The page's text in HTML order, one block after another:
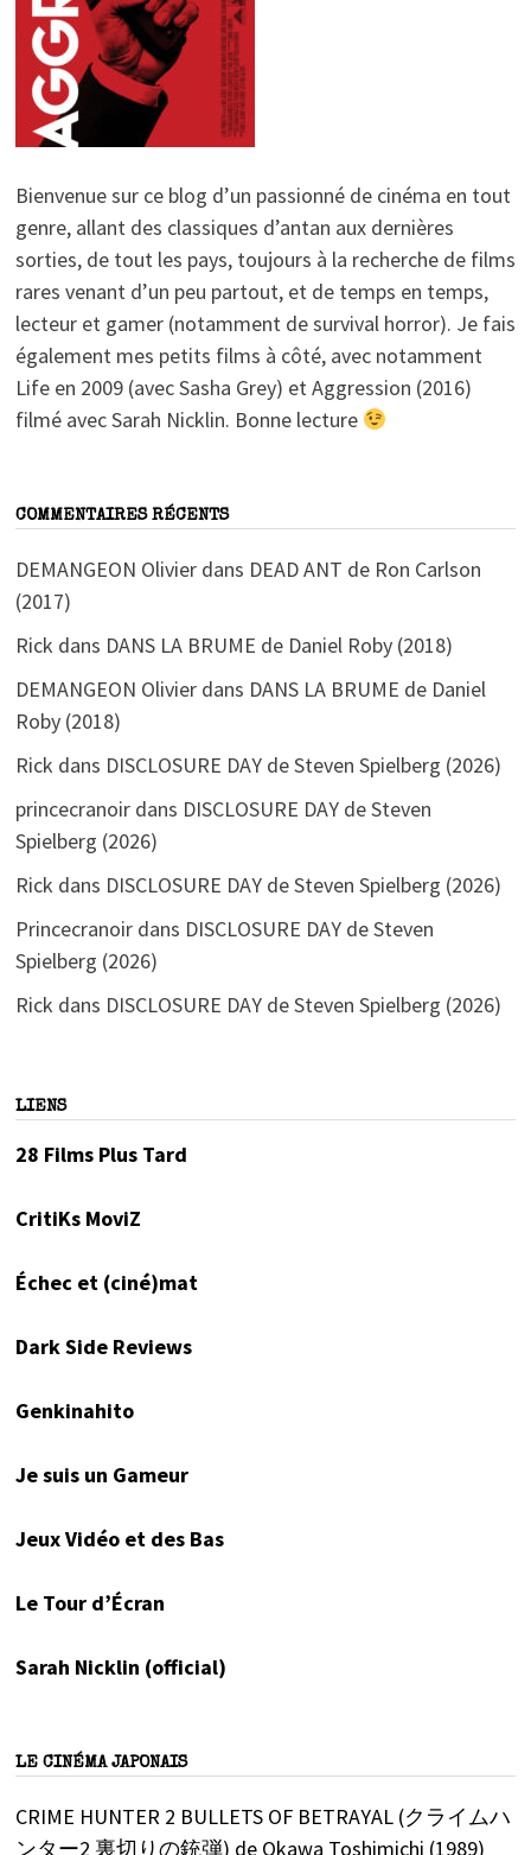
Bienvenue sur ce blog d’un passionné de cinéma en tout
genre, allant des classiques d’antan aux dernières
sorties, de tout les pays, toujours à la recherche de films
rares venant d’un peu partout, et de temps en temps,
lecteur et gamer (notamment de survival horror). Je fais
également mes petits films à côté, avec notamment
Life en 2009 (avec Sasha Grey) et Aggression (2016)
filmé avec Sarah Nicklin. Bonne lecture
COMMENTAIRES RÉCENTS
DEMANGEON Olivierdans DEAD ANT de Ron Carlson
(2017)
Rick dans DANS LA BRUME de Daniel Roby (2018)
DEMANGEON Olivierdans DANS LA BRUME de Daniel
Roby (2018)
Rick dans DISCLOSURE DAY de Steven Spielberg (2026)
princecranoirdans DISCLOSURE DAY de Steven
Spielberg (2026)
Rick dans DISCLOSURE DAY de Steven Spielberg (2026)
Princecranoirdans DISCLOSURE DAY de Steven
Spielberg (2026)
Rick dans DISCLOSURE DAY de Steven Spielberg (2026)
LIENS
28 Films Plus Tard
CritiKs MoviZ
Échec et (ciné)mat
Dark Side Reviews
Genkinahito
Je suis un Gameur
Jeux Vidéo et des Bas
Le Tour d’Écran
Sarah Nicklin (official)
LE CINÉMA JAPONAIS
CRIME HUNTER 2 BULLETS OF BETRAYAL (クライムハ
ンター2 裏切りの銃弾) de Okawa Toshimichi (1989)